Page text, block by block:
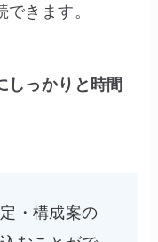
きます。
しっかりと時間
・構成案の